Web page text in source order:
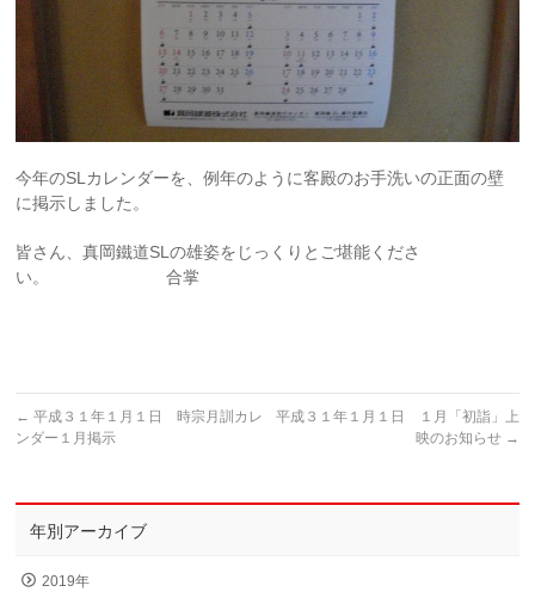
今年のSLカレンダーを、例年のように客殿のお手洗いの正面の壁
に掲示しました。
皆さん、真岡鐵道SLの雄姿をじっくりとご堪能くださ
い。 合掌
← 平成３１年１月１日 時宗月訓カレ
ンダー１月掲示
平成３１年１月１日 １月「初詣」上
映のお知らせ →
年別アーカイブ
2019年